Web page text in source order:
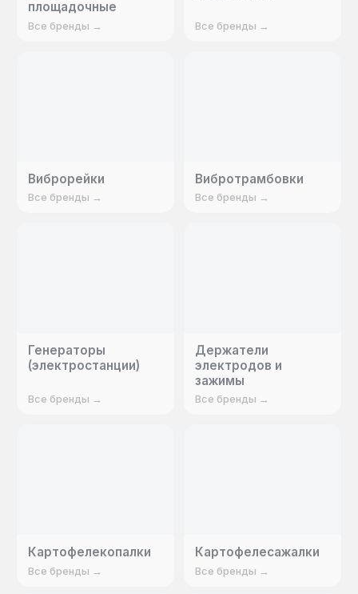
площадочные
Все бренды → Все бренды →
Виброрейки
Все бренды →
Вибротрамбовки
Все бренды →
Генераторы
(электростанции)
Все бренды →
Держатели
электродов и
зажимы
Все бренды →
Картофелекопалки
Все бренды →
Картофелесажалки
Все бренды →